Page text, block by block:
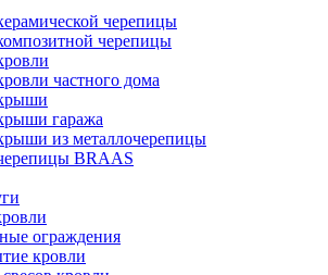
черепицы
черепицы
частного дома
гаража
из металлочерепицы
BRAAS
ограждения
кровли